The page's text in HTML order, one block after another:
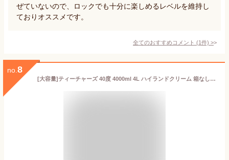
ぜていないので、ロックでも十分に楽しめるレベルを維持し
ておりオススメです。
全てのおすすめコメント (1件) >
no. 8
[大容量]ティーチャーズ 40度 4000ml 4L ハイランドクリーム 箱なし ペットボトル 業務用【 スコッチウィスキー ウイスキー ウィスキー スコッチ お酒 飲み会 宴会 記念日 晩酌 祝い 宅飲み 蒸留酒 ひとり呑み ひとり飲み 洋酒 】【ワインならリカオー】